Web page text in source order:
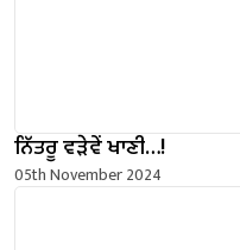
ਨਿੱਤਰੂ ਵੜੇਵੇਂ ਖਾਣੀ…!
05th November 2024